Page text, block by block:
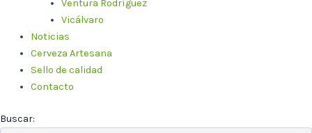
Ventura Rodríguez
Vicálvaro
Noticias
Cerveza Artesana
Sello de calidad
Contacto
Buscar: